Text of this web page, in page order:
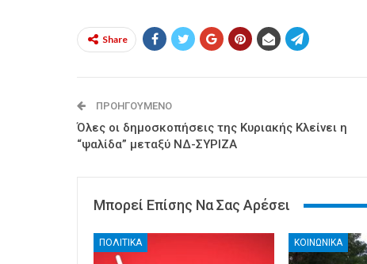
Share
ΠΡΟΗΓΟΎΜΕΝΟ
Όλες οι δημοσκοπήσεις της Κυριακής Κλείνει η
“ψαλίδα” μεταξύ ΝΔ-ΣΥΡΙΖΑ
Μπορεί Επίσης Να Σας Αρέσει
ΠΟΛΙΤΙΚΑ ΚΟΙΝΩΝΙΚΑ